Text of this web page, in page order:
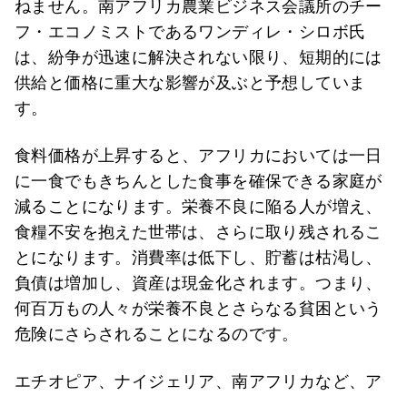
ねません。南アフリカ農業ビジネス会議所のチー
フ・エコノミストであるワンディレ・シロボ氏
は、紛争が迅速に解決されない限り、短期的には
供給と価格に重大な影響が及ぶと予想していま
す。
食料価格が上昇すると、アフリカにおいては一日
に一食でもきちんとした食事を確保できる家庭が
減ることになります。栄養不良に陥る人が増え、
食糧不安を抱えた世帯は、さらに取り残されるこ
とになります。消費率は低下し、貯蓄は枯渇し、
負債は増加し、資産は現金化されます。つまり、
何百万もの人々が栄養不良とさらなる貧困という
危険にさらされることになるのです。
エチオピア、ナイジェリア、南アフリカなど、ア